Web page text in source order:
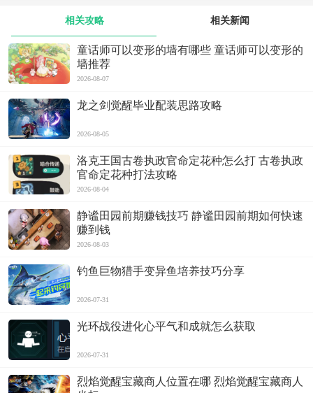
相关攻略 相关新闻
童话师可以变形的墙有哪些 童话师可以变形的
墙推荐
2026-08-07
龙之剑觉醒毕业配装思路攻略
2026-08-05
洛克王国古卷执政官命定花种怎么打 古卷执政
官命定花种打法攻略
2026-08-04
静谧田园前期赚钱技巧 静谧田园前期如何快速
赚到钱
2026-08-03
钓鱼巨物猎手变异鱼培养技巧分享
2026-07-31
光环战役进化心平气和成就怎么获取
2026-07-31
烈焰觉醒宝藏商人位置在哪 烈焰觉醒宝藏商人